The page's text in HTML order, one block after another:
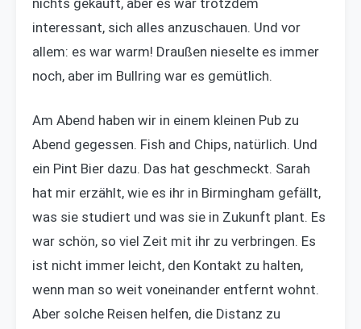
nichts gekauft, aber es war trotzdem
interessant, sich alles anzuschauen. Und vor
allem: es war warm! Draußen nieselte es immer
noch, aber im Bullring war es gemütlich.
Am Abend haben wir in einem kleinen Pub zu
Abend gegessen. Fish and Chips, natürlich. Und
ein Pint Bier dazu. Das hat geschmeckt. Sarah
hat mir erzählt, wie es ihr in Birmingham gefällt,
was sie studiert und was sie in Zukunft plant. Es
war schön, so viel Zeit mit ihr zu verbringen. Es
ist nicht immer leicht, den Kontakt zu halten,
wenn man so weit voneinander entfernt wohnt.
Aber solche Reisen helfen, die Distanz zu